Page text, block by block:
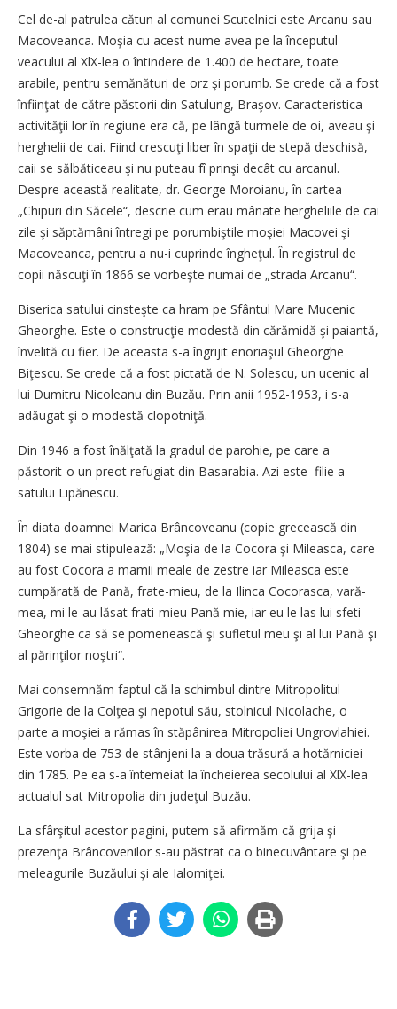
Cel de-al patrulea cătun al comunei Scutelnici este Arcanu sau
Macoveanca. Moşia cu acest nume avea pe la începutul
veacului al XlX-lea o întindere de 1.400 de hectare, toate
arabile, pentru semănături de orz şi porumb. Se crede că a fost
înfiinţat de către păstorii din Satulung, Braşov. Caracteristica
activităţii lor în regiune era că, pe lângă turmele de oi, aveau şi
herghelii de cai. Fiind crescuţi liber în spaţii de stepă deschisă,
caii se sălbăticeau şi nu puteau fî prinşi decât cu arcanul.
Despre această realitate, dr. George Moroianu, în cartea
„Chipuri din Săcele“, descrie cum erau mânate hergheliile de cai
zile şi săptămâni întregi pe porumbiştile moşiei Macovei şi
Macoveanca, pentru a nu-i cuprinde îngheţul. În registrul de
copii născuţi în 1866 se vorbeşte numai de „strada Arcanu“.
Biserica satului cinsteşte ca hram pe Sfântul Mare Mucenic
Gheorghe. Este o construcţie modestă din cărămidă şi paiantă,
învelită cu fier. De aceasta s-a îngrijit enoriaşul Gheorghe
Biţescu. Se crede că a fost pictată de N. Solescu, un ucenic al
lui Dumitru Nicoleanu din Buzău. Prin anii 1952-1953, i s-a
adăugat şi o modestă clopotniţă.
Din 1946 a fost înălţată la gradul de parohie, pe care a
păstorit-o un preot refugiat din Basarabia. Azi este filie a
satului Lipănescu.
În diata doamnei Marica Brâncoveanu (copie grecească din
1804) se mai stipulează: „Moşia de la Cocora şi Mileasca, care
au fost Cocora a mamii meale de zestre iar Mileasca este
cumpărată de Pană, frate-mieu, de la Ilinca Cocorasca, vară-
mea, mi le-au lăsat frati-mieu Pană mie, iar eu le las lui sfeti
Gheorghe ca să se pomenească şi sufletul meu şi al lui Pană şi
al părinţilor noştri“.
Mai consemnăm faptul că la schimbul dintre Mitropolitul
Grigorie de la Colţea şi nepotul său, stolnicul Nicolache, o
parte a moşiei a rămas în stăpânirea Mitropoliei Ungrovlahiei.
Este vorba de 753 de stânjeni la a doua trăsură a hotărniciei
din 1785. Pe ea s-a întemeiat la încheierea secolului al XlX-lea
actualul sat Mitropolia din judeţul Buzău.
La sfârşitul acestor pagini, putem să afirmăm că grija şi
prezenţa Brâncovenilor s-au păstrat ca o binecuvântare şi pe
meleagurile Buzăului şi ale Ialomiţei.